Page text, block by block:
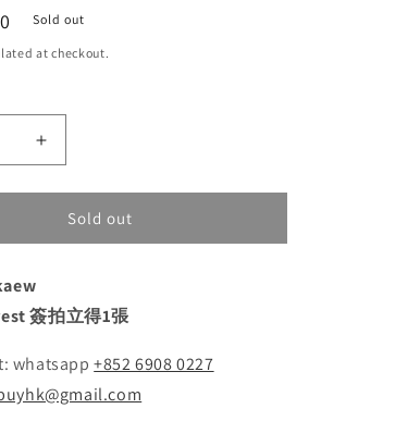
Sold out
at checkout.
Increase
quantity
for
#1252
Sold out
簽拍立得1張
whatsapp+852 6908 0227